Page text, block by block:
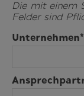
Die mit einem
Felder sind
Unternehmen*